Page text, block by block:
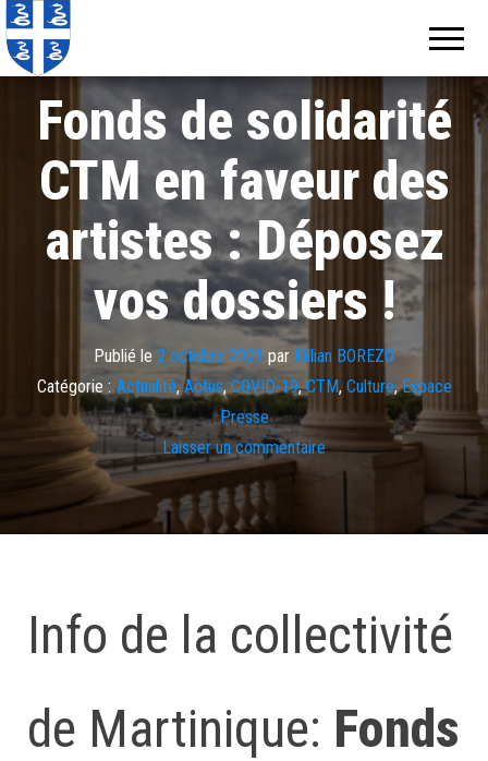
Fonds de solidarité
CTM en faveur des
artistes : Déposez
vos dossiers !
Publié le2 octobre 2021 par Killian BOREZO
Catégorie : Actualité,Actus,COVID-19,CTM, Culture,Espace
Presse
Laisser un commentaire
Info de la collectivité
de Martinique: Fonds